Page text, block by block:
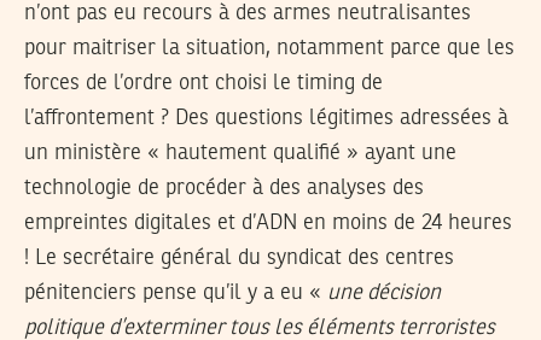
n’ont pas eu recours à des armes neutralisantes
pour maitriser la situation, notamment parce que les
forces de l’ordre ont choisi le timing de
l’affrontement ? Des questions légitimes adressées à
un ministère « hautement qualifié » ayant une
technologie de procéder à des analyses des
empreintes digitales et d’ADN en moins de 24 heures
! Le secrétaire général du syndicat des centres
pénitenciers pense qu’il y a eu « une décision
politique d’exterminer tous les éléments terroristes